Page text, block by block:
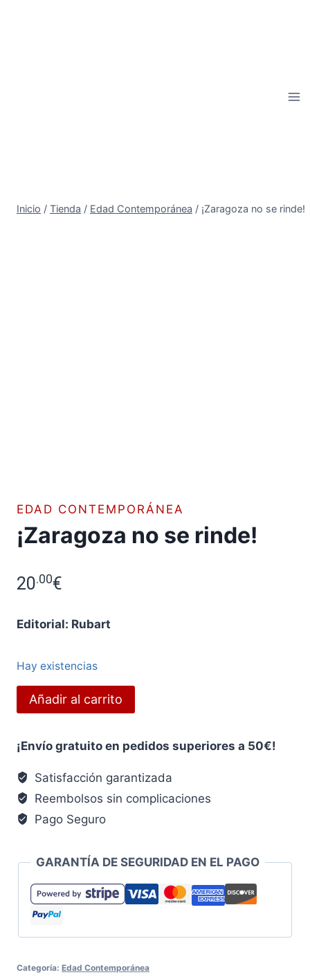
Inicio / Tienda / Edad Contemporánea / ¡Zaragoza no se rinde!
EDAD CONTEMPORÁNEA
¡Zaragoza no se rinde!
20.00€
Editorial: Rubart
Hay existencias
¡Zaragoza
no
rinde!
cantidad
Añadir al carrito
¡Envío gratuito en pedidos superiores a 50€!
Satisfacción garantizada
Reembolsos sin complicaciones
Pago Seguro
GARANTÍA DE SEGURIDAD EN EL PAGO
Categoría: Edad Contemporánea